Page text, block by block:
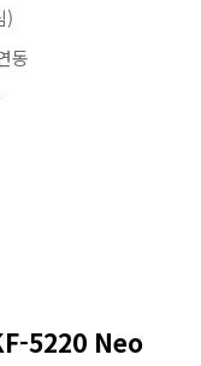
)
동
5220 Neo